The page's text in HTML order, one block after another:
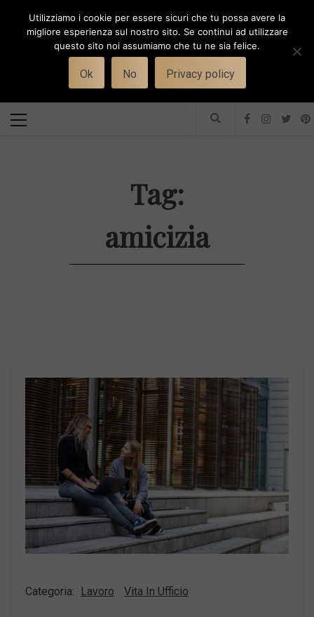
Toggle
WORK-WIFE
Il magazine per le donne che lavorano
Menu
Tag:
amicizia
Categoria: Lavoro Vita In Ufficio
Utilizziamo i cookie per essere sicuri che tu possa avere la
migliore esperienza sul nostro sito. Se continui ad utilizzare
questo sito noi assumiamo che tu ne sia felice.
Ok No Privacy policy